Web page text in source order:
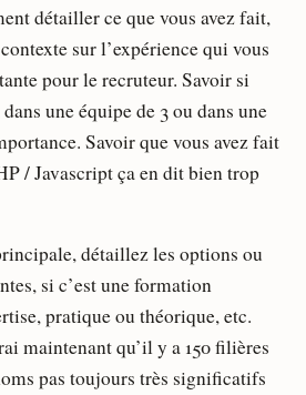
détailler ce que vous avez fait,
sur l’expérience qui vous
pour le recruteur. Savoir si
une équipe de 3 ou dans une
Savoir que vous avez fait
/ Javascript ça en dit bien trop
détaillez les options ou
si c’est une formation
pratique ou théorique, etc.
maintenant qu’il y a 150 filières
pas toujours très significatifs